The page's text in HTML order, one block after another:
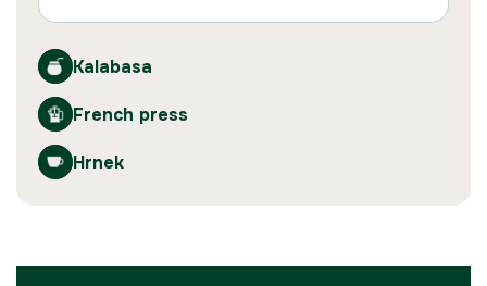
Kalabasa
French press
Hrnek